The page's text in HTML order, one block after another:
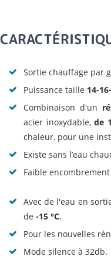
Sortie chauffage par
Puissance taille 14-
Combinaison d'un
acier inoxydable,de
chaleur, pour une
Existe sans l’eau
Faible
Avec de l'eau en
de -15 °C.
Pour les nouvelles
Mode silence à 32db.